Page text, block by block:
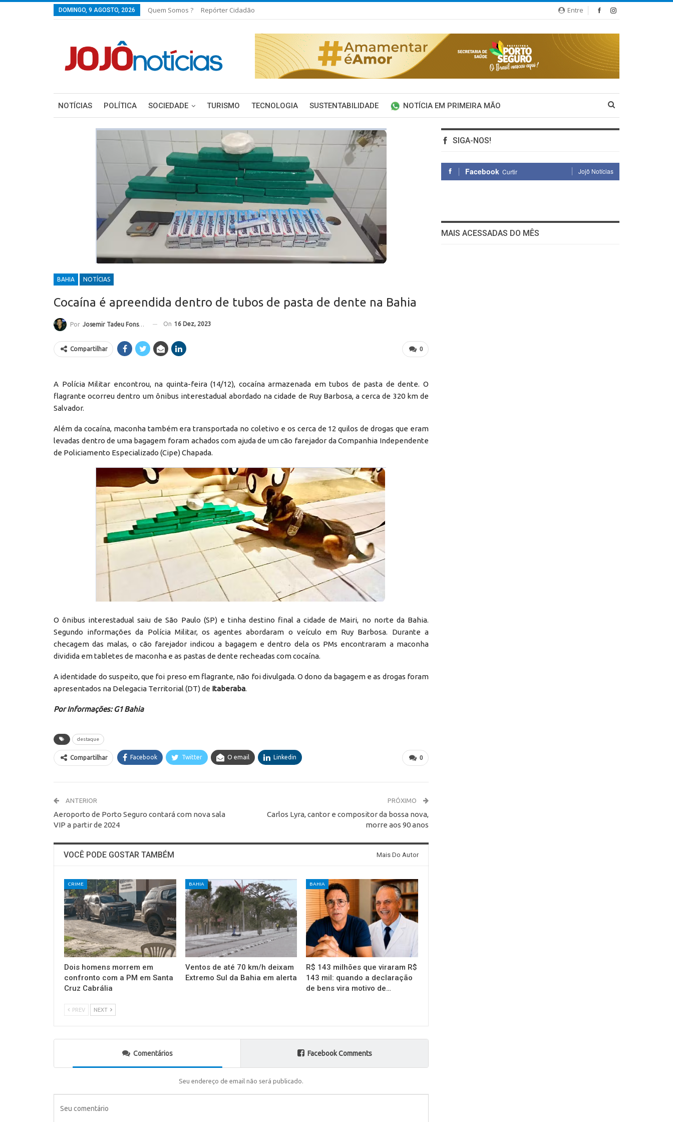
Entre
DOMINGO, 9 AGOSTO, 2026 Quem Somos ? Repórter Cidadão
NOTÍCIAS POLÍTICA SOCIEDADE TURISMO TECNOLOGIA SUSTENTABILIDADE NOTÍCIA EM PRIMEIRA MÃO
BAHIA NOTÍCIAS
Cocaína é apreendida dentro de tubos de pasta de dente na Bahia
Por Josemir Tadeu Fonseca On 16 Dez, 2023
0
Compartilhar
A Polícia Militar encontrou, na quinta-feira (14/12), cocaína armazenada em tubos de pasta de dente. O
flagrante ocorreu dentro um ônibus interestadual abordado na cidade de Ruy Barbosa, a cerca de 320 km de
Salvador.
Além da cocaína, maconha também era transportada no coletivo e os cerca de 12 quilos de drogas que eram
levadas dentro de uma bagagem foram achados com ajuda de um cão farejador da Companhia Independente
de Policiamento Especializado (Cipe) Chapada.
O ônibus interestadual saiu de São Paulo (SP) e tinha destino final a cidade de Mairi, no norte da Bahia.
Segundo informações da Polícia Militar, os agentes abordaram o veículo em Ruy Barbosa. Durante a
checagem das malas, o cão farejador indicou a bagagem e dentro dela os PMs encontraram a maconha
dividida em tabletes de maconha e as pastas de dente recheadas com cocaína.
A identidade do suspeito, que foi preso em flagrante, não foi divulgada. O dono da bagagem e as drogas foram
apresentados na Delegacia Territorial (DT) de Itaberaba.
Por Informações: G1 Bahia
destaque
0
Compartilhar Facebook Twitter O email Linkedin
ANTERIOR
Aeroporto de Porto Seguro contará com nova sala
VIP a partir de 2024
PRÓXIMO
Carlos Lyra, cantor e compositor da bossa nova,
morre aos 90 anos
VOCÊ PODE GOSTAR TAMBÉM Mais Do Autor
CRIME
Dois homens morrem em
confronto com a PM em Santa
Cruz Cabrália
BAHIA
Ventos de até 70 km/h deixam
Extremo Sul da Bahia em alerta
BAHIA
R$ 143 milhões que viraram R$
143 mil: quando a declaração
de bens vira motivo de…
PREV NEXT
Comentários Facebook Comments
Seu endereço de email não será publicado.
SIGA-NOS!
Facebook Curtir Jojô Notícias
MAIS ACESSADAS DO MÊS